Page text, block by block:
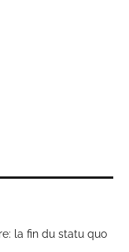
la fin du statu quo